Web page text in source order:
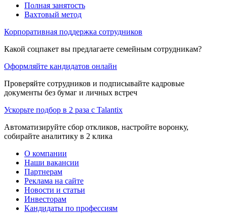
Полная занятость
Вахтовый метод
Корпоративная поддержка сотрудников
Какой соцпакет вы предлагаете семейным сотрудникам?
Оформляйте кандидатов онлайн
Проверяйте сотрудников и подписывайте кадровые
документы без бумаг и личных встреч
Ускорьте подбор в 2 раза с Talantix
Автоматизируйте сбор откликов, настройте воронку,
собирайте аналитику в 2 клика
О компании
Наши вакансии
Партнерам
Реклама на сайте
Новости и статьи
Инвесторам
Кандидаты по профессиям